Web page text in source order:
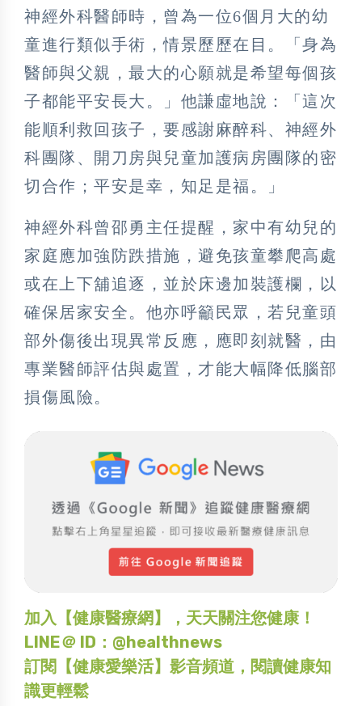
神經外科醫師時，曾為一位6個月大的幼
童進行類似手術，情景歷歷在目。「身為
醫師與父親，最大的心願就是希望每個孩
子都能平安長大。」他謙虛地說：「這次
能順利救回孩子，要感謝麻醉科、神經外
科團隊、開刀房與兒童加護病房團隊的密
切合作；平安是幸，知足是福。」
神經外科曾邵勇主任提醒，家中有幼兒的
家庭應加強防跌措施，避免孩童攀爬高處
或在上下舖追逐，並於床邊加裝護欄，以
確保居家安全。他亦呼籲民眾，若兒童頭
部外傷後出現異常反應，應即刻就醫，由
專業醫師評估與處置，才能大幅降低腦部
損傷風險。
加入【健康醫療網】，天天關注您健康！
LINE＠ ID：@healthnews
訂閱【健康愛樂活】影音頻道，閱讀健康知
識更輕鬆